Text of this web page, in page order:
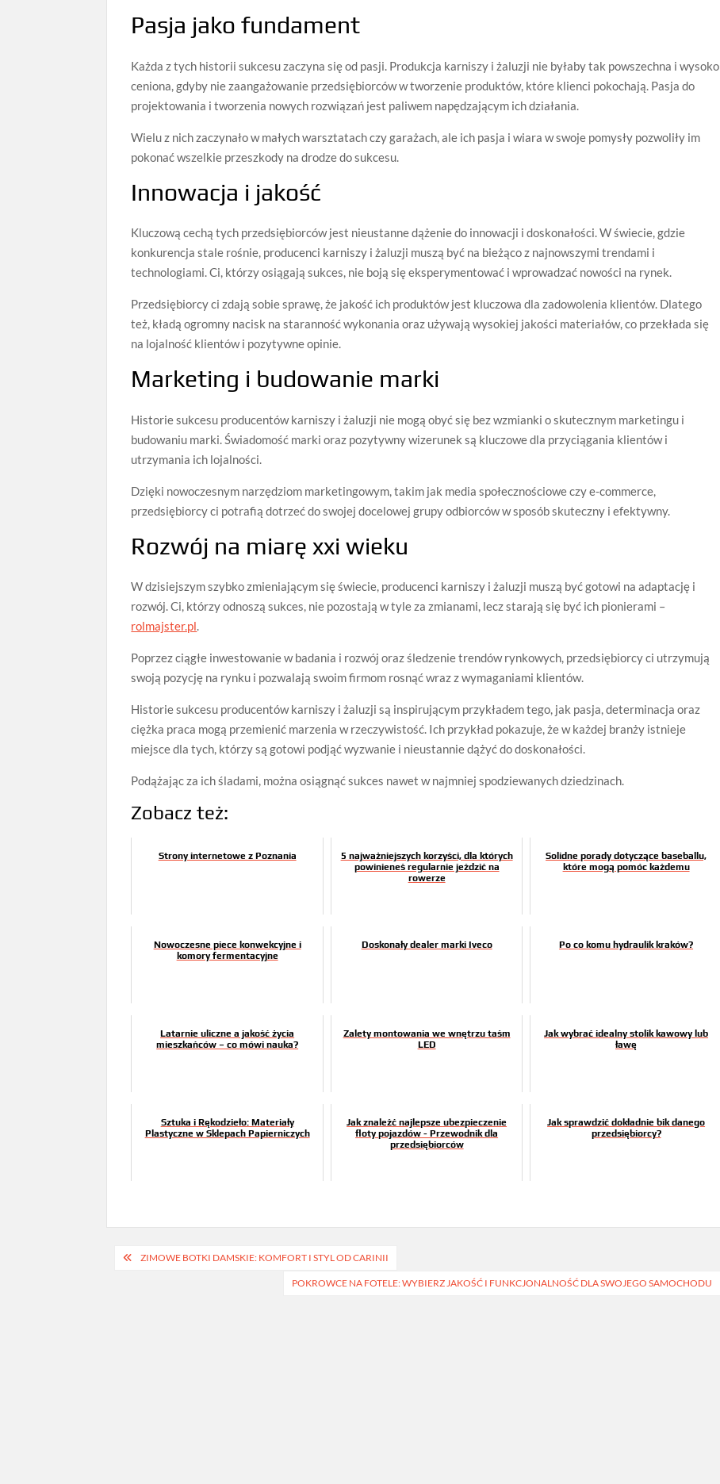
Pasja jako fundament
Każda z tych historii sukcesu zaczyna się od pasji. Produkcja karniszy i żaluzji nie byłaby tak powszechna i wysoko
ceniona, gdyby nie zaangażowanie przedsiębiorców w tworzenie produktów, które klienci pokochają. Pasja do
projektowania i tworzenia nowych rozwiązań jest paliwem napędzającym ich działania.
Wielu z nich zaczynało w małych warsztatach czy garażach, ale ich pasja i wiara w swoje pomysły pozwoliły im
pokonać wszelkie przeszkody na drodze do sukcesu.
Innowacja i jakość
Kluczową cechą tych przedsiębiorców jest nieustanne dążenie do innowacji i doskonałości. W świecie, gdzie
konkurencja stale rośnie, producenci karniszy i żaluzji muszą być na bieżąco z najnowszymi trendami i
technologiami. Ci, którzy osiągają sukces, nie boją się eksperymentować i wprowadzać nowości na rynek.
Przedsiębiorcy ci zdają sobie sprawę, że jakość ich produktów jest kluczowa dla zadowolenia klientów. Dlatego
też, kładą ogromny nacisk na staranność wykonania oraz używają wysokiej jakości materiałów, co przekłada się
na lojalność klientów i pozytywne opinie.
Marketing i budowanie marki
Historie sukcesu producentów karniszy i żaluzji nie mogą obyć się bez wzmianki o skutecznym marketingu i
budowaniu marki. Świadomość marki oraz pozytywny wizerunek są kluczowe dla przyciągania klientów i
utrzymania ich lojalności.
Dzięki nowoczesnym narzędziom marketingowym, takim jak media społecznościowe czy e-commerce,
przedsiębiorcy ci potrafią dotrzeć do swojej docelowej grupy odbiorców w sposób skuteczny i efektywny.
Rozwój na miarę xxi wieku
W dzisiejszym szybko zmieniającym się świecie, producenci karniszy i żaluzji muszą być gotowi na adaptację i
rozwój. Ci, którzy odnoszą sukces, nie pozostają w tyle za zmianami, lecz starają się być ich pionierami –
rolmajster.pl.
Poprzez ciągłe inwestowanie w badania i rozwój oraz śledzenie trendów rynkowych, przedsiębiorcy ci utrzymują
swoją pozycję na rynku i pozwalają swoim firmom rosnąć wraz z wymaganiami klientów.
Historie sukcesu producentów karniszy i żaluzji są inspirującym przykładem tego, jak pasja, determinacja oraz
ciężka praca mogą przemienić marzenia w rzeczywistość. Ich przykład pokazuje, że w każdej branży istnieje
miejsce dla tych, którzy są gotowi podjąć wyzwanie i nieustannie dążyć do doskonałości.
Podążając za ich śladami, można osiągnąć sukces nawet w najmniej spodziewanych dziedzinach.
Zobacz też:
Strony internetowe z Poznania
5 najważniejszych korzyści, dla których
powinieneś regularnie jeździć na
rowerze
Solidne porady dotyczące baseballu,
które mogą pomóc każdemu
Nowoczesne piece konwekcyjne i
komory fermentacyjne
Doskonały dealer marki Iveco Po co komu hydraulik kraków?
Latarnie uliczne a jakość życia
mieszkańców – co mówi nauka?
Zalety montowania we wnętrzu taśm
LED
Jak wybrać idealny stolik kawowy lub
ławę
Sztuka i Rękodzieło: Materiały
Plastyczne w Sklepach Papierniczych
Jak znaleźć najlepsze ubezpieczenie
floty pojazdów - Przewodnik dla
przedsiębiorców
Jak sprawdzić dokładnie bik danego
przedsiębiorcy?
Nawigacja
ZIMOWE BOTKI DAMSKIE: KOMFORT I STYL OD CARINII
POKROWCE NA FOTELE: WYBIERZ JAKOŚĆ I FUNKCJONALNOŚĆ DLA SWOJEGO SAMOCHODU